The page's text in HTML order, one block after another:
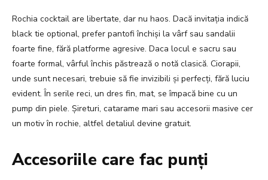
Rochia cocktail are libertate, dar nu haos. Dacă invitația indică
black tie optional, prefer pantofi închiși la vârf sau sandalii
foarte fine, fără platforme agresive. Daca locul e sacru sau
foarte formal, vârful închis păstrează o notă clasică. Ciorapii,
unde sunt necesari, trebuie să fie invizibili și perfecți, fără luciu
evident. În serile reci, un dres fin, mat, se împacă bine cu un
pump din piele. Șireturi, catarame mari sau accesorii masive cer
un motiv în rochie, altfel detaliul devine gratuit.
Accesoriile care fac punți